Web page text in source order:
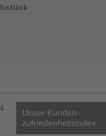
Unser Kunden-
zufriedenheitsindex